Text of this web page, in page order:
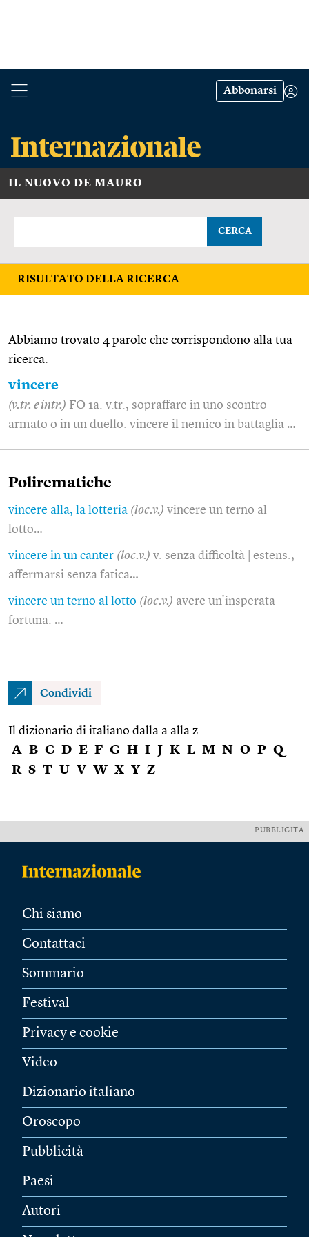
Abbonarsi
IL NUOVO DE MAURO
CERCA
RISULTATO DELLA RICERCA
Abbiamo trovato 4 parole che corrispondono alla tua
ricerca.
vincere
(v.tr. e intr.) FO 1a. v.tr., sopraffare in uno scontro
armato o in un duello: vincere il nemico in battaglia …
Polirematiche
vincere alla, la lotteria (loc.v.) vincere un terno al
lotto…
vincere in un canter (loc.v.) v. senza difficoltà | estens.,
affermarsi senza fatica…
vincere un terno al lotto (loc.v.) avere un'insperata
fortuna. …
Condividi
Il dizionario di italiano dalla a alla z
A B C D E F G H I J K L M N O P Q
R S T U V W X Y Z
PUBBLICITÀ
Chi siamo
Contattaci
Sommario
Festival
Privacy e cookie
Video
Dizionario italiano
Oroscopo
Pubblicità
Paesi
Autori